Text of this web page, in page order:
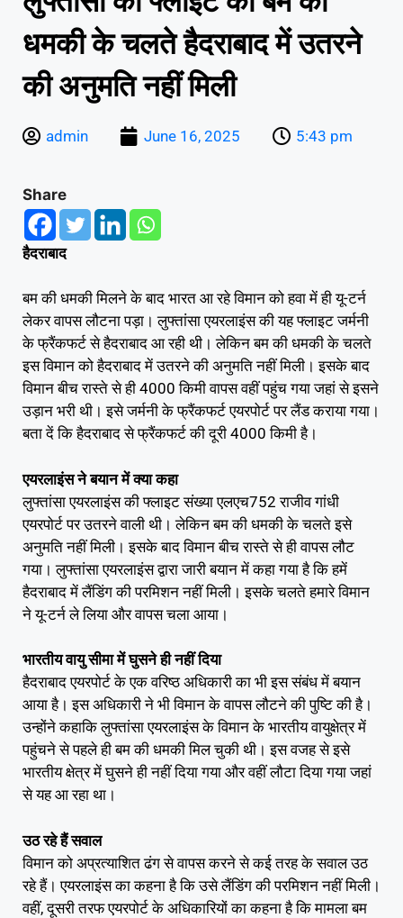
धमकी के चलते हैदराबाद में उतरने
की अनुमति नहीं मिली
admin June 16, 2025 5:43 pm
Share
हैदराबाद
बम की धमकी मिलने के बाद भारत आ रहे विमान को हवा में ही यू-टर्न
लेकर वापस लौटना पड़ा। लुफ्तांसा एयरलाइंस की यह फ्लाइट जर्मनी
के फ्रैंकफर्ट से हैदराबाद आ रही थी। लेकिन बम की धमकी के चलते
इस विमान को हैदराबाद में उतरने की अनुमति नहीं मिली। इसके बाद
विमान बीच रास्ते से ही 4000 किमी वापस वहीं पहुंच गया जहां से इसने
उड़ान भरी थी। इसे जर्मनी के फ्रैंकफर्ट एयरपोर्ट पर लैंड कराया गया।
बता दें कि हैदराबाद से फ्रैंकफर्ट की दूरी 4000 किमी है।
एयरलाइंस ने बयान में क्या कहा
लुफ्तांसा एयरलाइंस की फ्लाइट संख्या एलएच752 राजीव गांधी
एयरपोर्ट पर उतरने वाली थी। लेकिन बम की धमकी के चलते इसे
अनुमति नहीं मिली। इसके बाद विमान बीच रास्ते से ही वापस लौट
गया। लुफ्तांसा एयरलाइंस द्वारा जारी बयान में कहा गया है कि हमें
हैदराबाद में लैंडिंग की परमिशन नहीं मिली। इसके चलते हमारे विमान
ने यू-टर्न ले लिया और वापस चला आया।
भारतीय वायु सीमा में घुसने ही नहीं दिया
हैदराबाद एयरपोर्ट के एक वरिष्ठ अधिकारी का भी इस संबंध में बयान
आया है। इस अधिकारी ने भी विमान के वापस लौटने की पुष्टि की है।
उन्होंने कहाकि लुफ्तांसा एयरलाइंस के विमान के भारतीय वायुक्षेत्र में
पहुंचने से पहले ही बम की धमकी मिल चुकी थी। इस वजह से इसे
भारतीय क्षेत्र में घुसने ही नहीं दिया गया और वहीं लौटा दिया गया जहां
से यह आ रहा था।
उठ रहे हैं सवाल
विमान को अप्रत्याशित ढंग से वापस करने से कई तरह के सवाल उठ
रहे हैं। एयरलाइंस का कहना है कि उसे लैंडिंग की परमिशन नहीं मिली।
वहीं, दूसरी तरफ एयरपोर्ट के अधिकारियों का कहना है कि मामला बम